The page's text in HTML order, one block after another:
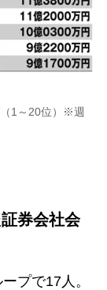
1～20位）※週
券会社会
プで17人。